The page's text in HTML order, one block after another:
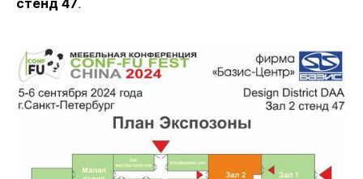
стенд 47.